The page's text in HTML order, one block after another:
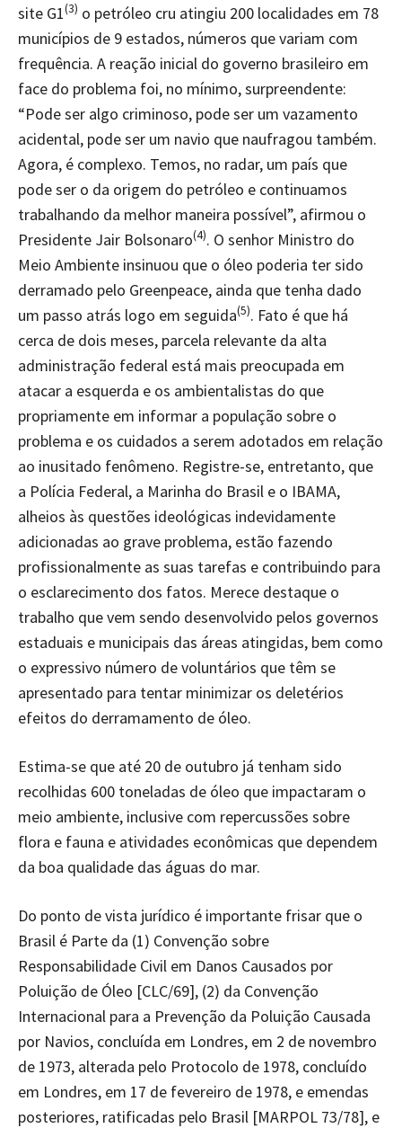
site G1(3) o petróleo cru atingiu 200 localidades em 78
municípios de 9 estados, números que variam com
frequência. A reação inicial do governo brasileiro em
face do problema foi, no mínimo, surpreendente:
“Pode ser algo criminoso, pode ser um vazamento
acidental, pode ser um navio que naufragou também.
Agora, é complexo. Temos, no radar, um país que
pode ser o da origem do petróleo e continuamos
trabalhando da melhor maneira possível”, afirmou o
Presidente Jair Bolsonaro(4). O senhor Ministro do
Meio Ambiente insinuou que o óleo poderia ter sido
derramado pelo Greenpeace, ainda que tenha dado
um passo atrás logo em seguida(5). Fato é que há
cerca de dois meses, parcela relevante da alta
administração federal está mais preocupada em
atacar a esquerda e os ambientalistas do que
propriamente em informar a população sobre o
problema e os cuidados a serem adotados em relação
ao inusitado fenômeno. Registre-se, entretanto, que
a Polícia Federal, a Marinha do Brasil e o IBAMA,
alheios às questões ideológicas indevidamente
adicionadas ao grave problema, estão fazendo
profissionalmente as suas tarefas e contribuindo para
o esclarecimento dos fatos. Merece destaque o
trabalho que vem sendo desenvolvido pelos governos
estaduais e municipais das áreas atingidas, bem como
o expressivo número de voluntários que têm se
apresentado para tentar minimizar os deletérios
efeitos do derramamento de óleo.
Estima-se que até 20 de outubro já tenham sido
recolhidas 600 toneladas de óleo que impactaram o
meio ambiente, inclusive com repercussões sobre
flora e fauna e atividades econômicas que dependem
da boa qualidade das águas do mar.
Do ponto de vista jurídico é importante frisar que o
Brasil é Parte da (1) Convenção sobre
Responsabilidade Civil em Danos Causados por
Poluição de Óleo [CLC/69], (2) da Convenção
Internacional para a Prevenção da Poluição Causada
por Navios, concluída em Londres, em 2 de novembro
de 1973, alterada pelo Protocolo de 1978, concluído
em Londres, em 17 de fevereiro de 1978, e emendas
posteriores, ratificadas pelo Brasil [MARPOL 73/78], e